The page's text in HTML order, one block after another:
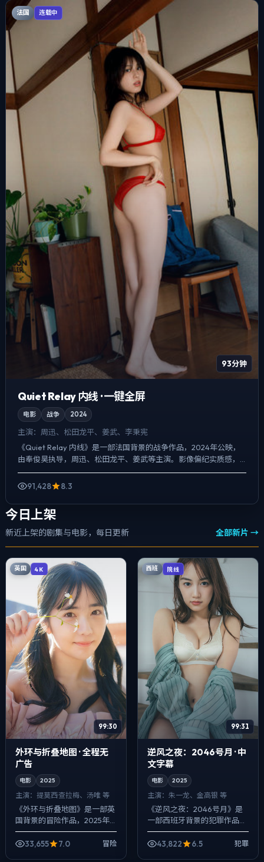
法国 连载中
93分钟
Quiet Relay 内线 · 一键全屏
电影 战争 2024
主演： 周迅、松田龙平、姜武、李秉宪
《Quiet Relay 内线》是一部法国背景的战争作品，2024年公映，
由奉俊昊执导，周迅、松田龙平、姜武等主演。影像偏纪实质感，
手持与固定机位交替出现，喜剧桥段服务于人物性...
91,428
8.3
今日上架
新近上架的剧集与电影，每日更新 全部新片 →
英国 4K
99:30
外环与折叠地图 · 全程无
广告
电影 2025
主演： 提莫西·查拉梅、汤唯 等
《外环与折叠地图》是一部英
国背景的冒险作品，2025年
公映，由奉俊昊执导，提莫西·
查拉梅、汤唯、章子怡等主
33,655 7.0 冒险
西班 院线
99:31
逆风之夜：2046号月 · 中
文字幕
电影 2025
主演： 朱一龙、金高银 等
《逆风之夜：2046号月》是
一部西班牙背景的犯罪作品，
2025年公映，由丹尼斯·维伦
纽瓦执导，朱一龙、金高银、
43,822 6.5 犯罪